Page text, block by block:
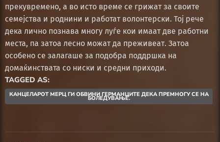
прекувремено, а во исто време се грижат за своите
семејства и роднини и работат волонтерски. Тој рече
дека лично познава многу луѓе кои имаат две работни
места, па затоа лесно можат да преживеат. Затоа
особено се залагаше за подобра поддршка на
домаќинствата со ниски и средни приходи.
TAGGED AS:
КАНЦЕЛАРОТ МЕРЦ ГИ ОБВИНИ ГЕРМАНЦИТЕ ДЕКА ПРЕМНОГУ СЕ НА
БОЛЕДУВАЊЕ.